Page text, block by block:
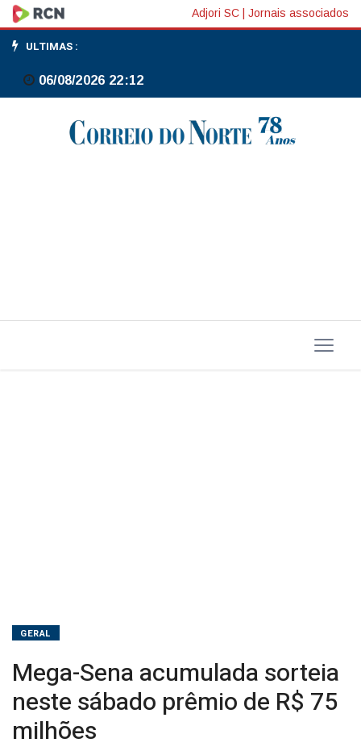
Mega-
Sena
acumulada
sorteia
75
Adjori SC Jornais associados
ULTIMAS :
06/08/2026 22:12
GERAL
Mega-Sena acumulada sorteia
neste sábado prêmio de R$ 75
milhões